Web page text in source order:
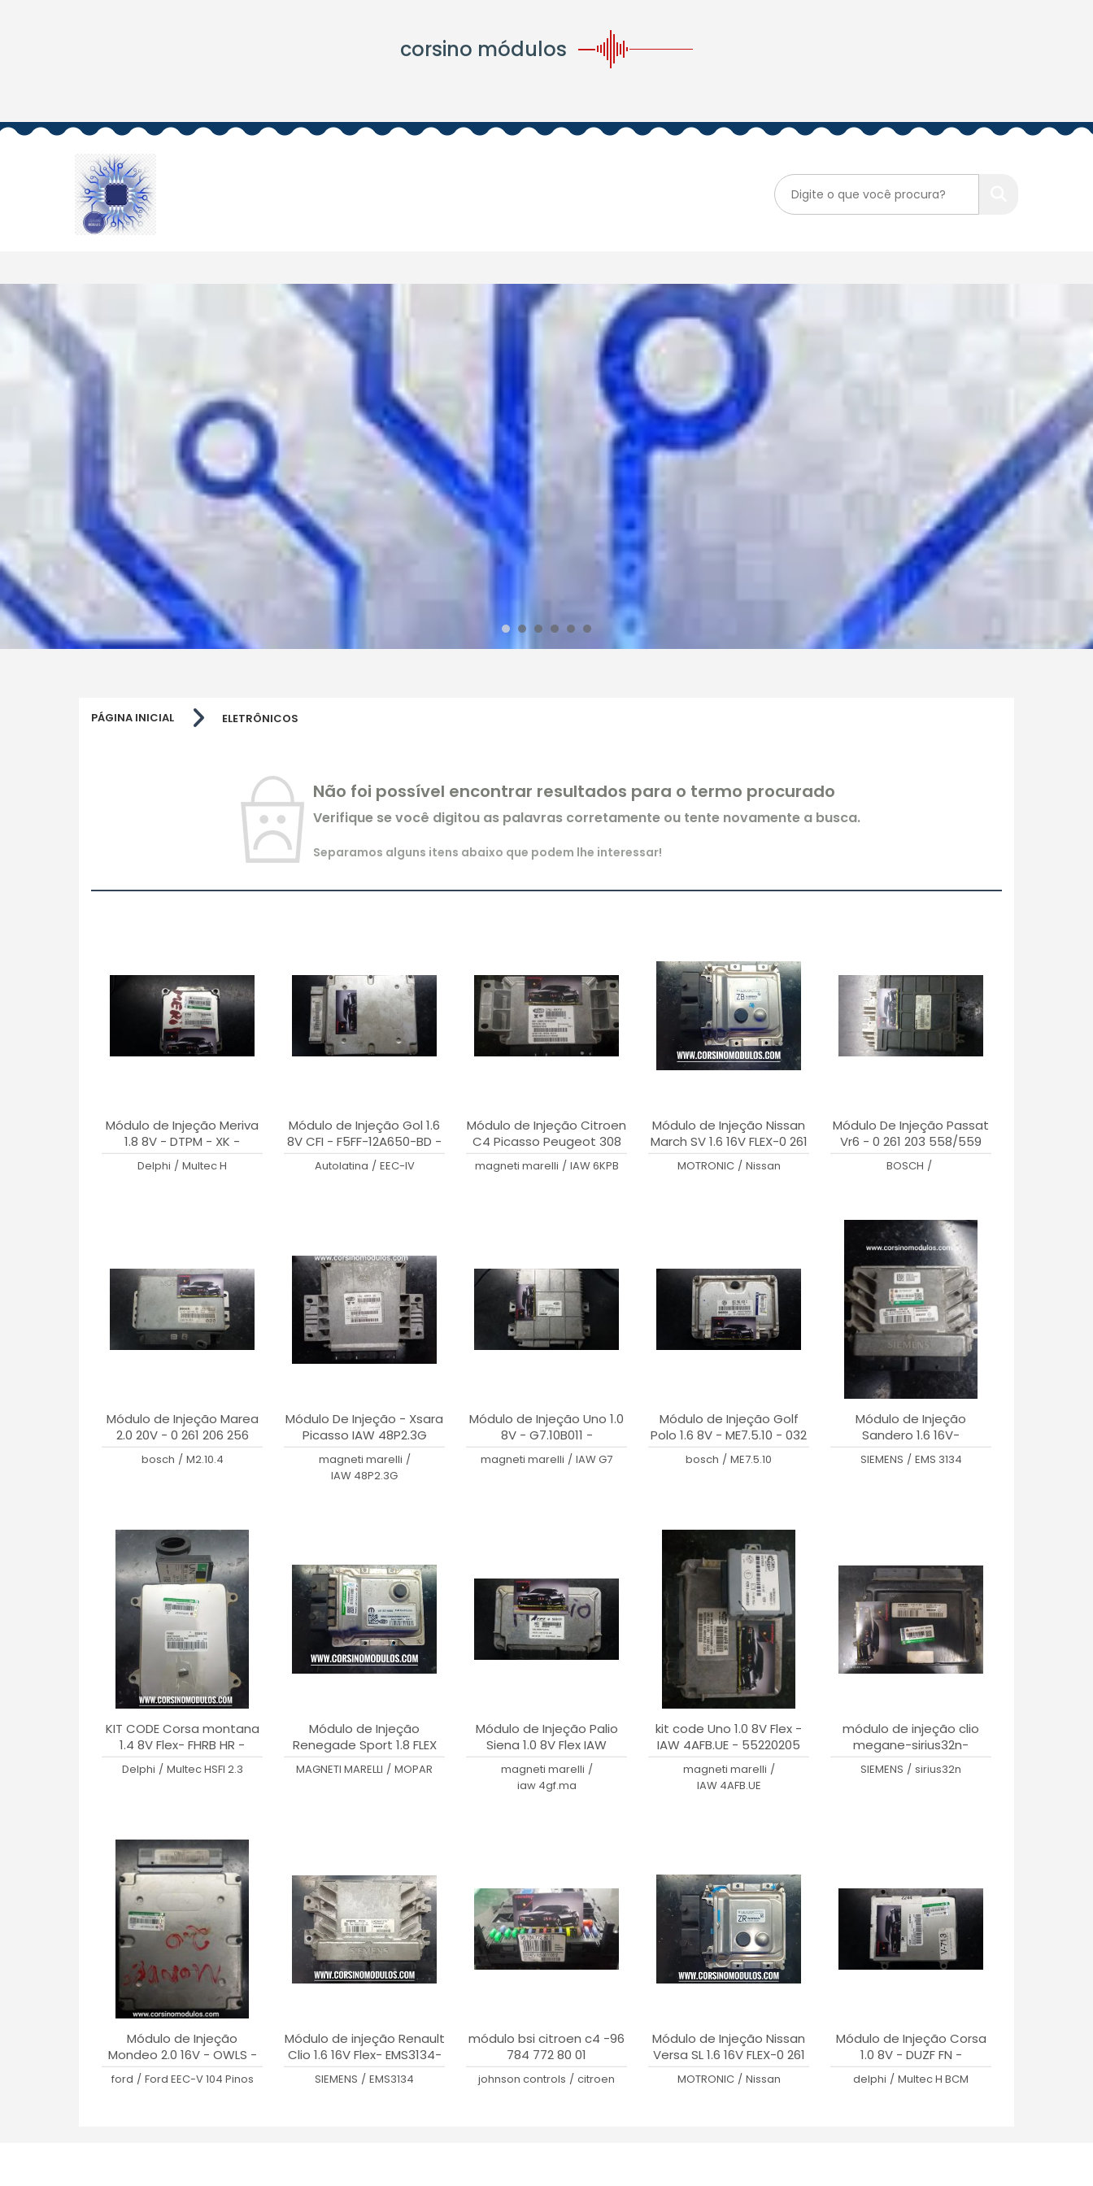
corsino módulos
PÁGINA INICIAL ELETRÔNICOS
Não foi possível encontrar resultados para o termo procurado
Verifique se você digitou as palavras corretamente ou tente novamente a busca.
Separamos alguns itens abaixo que podem lhe interessar!
Módulo de Injeção Meriva
1.8 8V - DTPM - XK -
93294465
Delphi / Multec H
Módulo de Injeção Gol 1.6
8V CFI - F5FF-12A650-BD -
BCM
Autolatina / EEC-IV
Módulo de Injeção Citroen
C4 Picasso Peugeot 308
2.0 16V-- IAW 6KPB - SW
16.989.024 - SW
magneti marelli / IAW 6KPB
Módulo de Injeção Nissan
March SV 1.6 16V FLEX-0 261
S12 144-ZB
MOTRONIC / Nissan
Módulo De Injeção Passat
Vr6 - 0 261 203 558/559
-021 906 258 CL
BOSCH /
Módulo de Injeção Marea
2.0 20V - 0 261 206 256
bosch / M2.10.4
Módulo De Injeção - Xsara
Picasso IAW 48P2.3G
magneti marelli /
IAW 48P2.3G
Módulo de Injeção Uno 1.0
8V - G7.10B011 -
6160275203
magneti marelli / IAW G7
Módulo de Injeção Golf
Polo 1.6 8V - ME7.5.10 - 032
906 032 C - 0 261 207 701
bosch / ME7.5.10
Módulo de Injeção
Sandero 1.6 16V-
S118303153 A - EMS3134
SIEMENS / EMS 3134
KIT CODE Corsa montana
1.4 8V Flex- FHRB HR -
93355752
Delphi / Multec HSFI 2.3
Módulo de Injeção
Renegade Sport 1.8 FLEX
16V - IAW 10GF - HW004
MAGNETI MARELLI / MOPAR
Módulo de Injeção Palio
Siena 1.0 8V Flex IAW
4GF.MA - 55261271
magneti marelli /
iaw 4gf.ma
kit code Uno 1.0 8V Flex -
IAW 4AFB.UE - 55220205
magneti marelli /
IAW 4AFB.UE
módulo de injeção clio
megane-sirius32n-
s110120014 a-8200130146
SIEMENS / sirius32n
Módulo de Injeção
Mondeo 2.0 16V - OWLS -
97BB-12A650-ACB
ford / Ford EEC-V 104 Pinos
Módulo de injeção Renault
Clio 1.6 16V Flex- EMS3134-
S118301141 A
SIEMENS / EMS3134
módulo bsi citroen c4 -96
784 772 80 01
johnson controls / citroen
Módulo de Injeção Nissan
Versa SL 1.6 16V FLEX-0 261
S16 429 -ZR
MOTRONIC / Nissan
Módulo de Injeção Corsa
1.0 8V - DUZF FN -
93384851
delphi / Multec H BCM